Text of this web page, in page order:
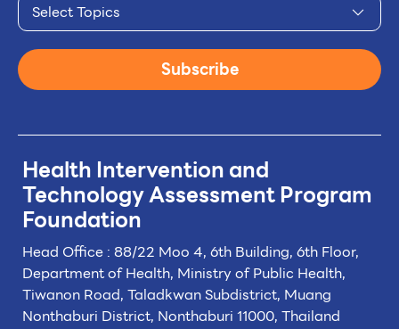
Health Intervention and
TechnologyAssessment Program
Foundation
Head Office : 88/22 Moo 4, 6th Building, 6th Floor,
Department of Health, Ministry of Public Health,
Tiwanon Road, Taladkwan Subdistrict, Muang
Nonthaburi District, Nonthaburi 11000, Thailand
Select Topics
Subscribe